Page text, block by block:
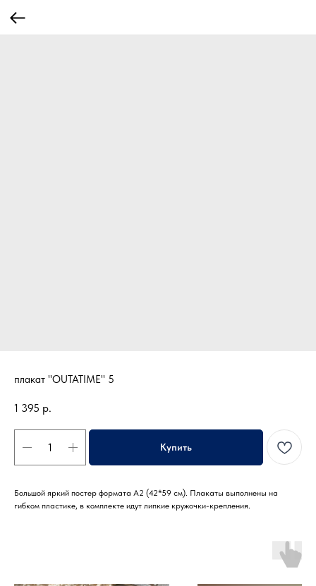
плакат "OUTATIME" 5
1 395 р.
Купить
Большой яркий постер формата А2 (42*59 см). Плакаты выполнены на
гибком пластике, в комплекте идут липкие кружочки-крепления.